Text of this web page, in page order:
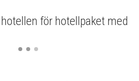
för hotellpaket med